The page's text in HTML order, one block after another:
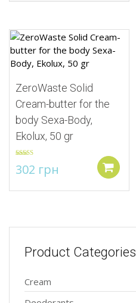
ZeroWaste Solid
Cream-butter for the
body Sexa-Body,
Ekolux, 50 gr
out of 5
302 грн
Add to Wishlist
Product Categories
Cream